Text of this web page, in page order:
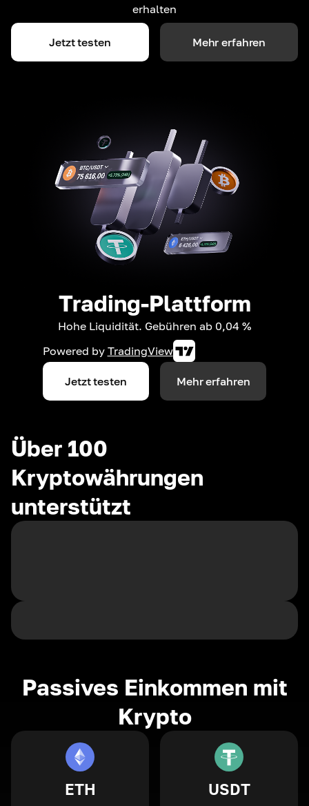
erhalten
Jetzt testen Mehr erfahren
Trading-Plattform
Hohe Liquidität. Gebühren ab 0,04 %
Powered by TradingView
Jetzt testen Mehr erfahren
Über 100
Kryptowährungen
unterstützt
Passives Einkommen mit
Krypto
ETH USDT